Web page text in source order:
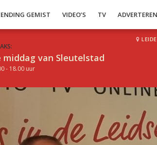
GEMIST VIDEO’S TV ADVERTEREN
middag van Sleutelstad
- 18.00 uur